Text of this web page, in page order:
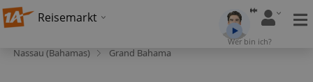
Reisemarkt
Wer bin ich?
Nassau (Bahamas) Grand Bahama